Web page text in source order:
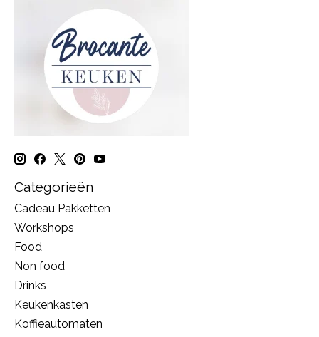
Categorieën
Cadeau Pakketten
Workshops
Food
Non food
Drinks
Keukenkasten
Koffieautomaten